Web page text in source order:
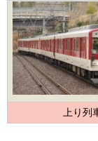
上り列